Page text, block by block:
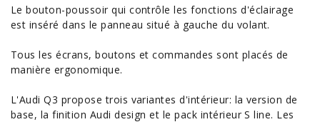
Le bouton-poussoir qui contrôle les fonctions d'éclairage
est inséré dans le panneau situé à gauche du volant.
Tous les écrans, boutons et commandes sont placés de
manière ergonomique.
L'Audi Q3 propose trois variantes d'intérieur: la version de
base, la finition Audi design et le pack intérieur S line. Les